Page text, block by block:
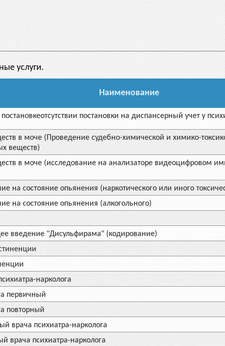
услуги.
Наименование
постановки на диспансерный учет у
в моче (Проведение судебно-химической и химико-
веществ)
в моче (исследование на анализаторе видеоцифровом
на состояние опьянения (наркотического или иного
на состояние опьянения (алкогольного)
введение "Дисульфирама" (кодирование)
нарколога
первичный
повторный
врача психиатра-нарколога
врача психиатра-нарколога